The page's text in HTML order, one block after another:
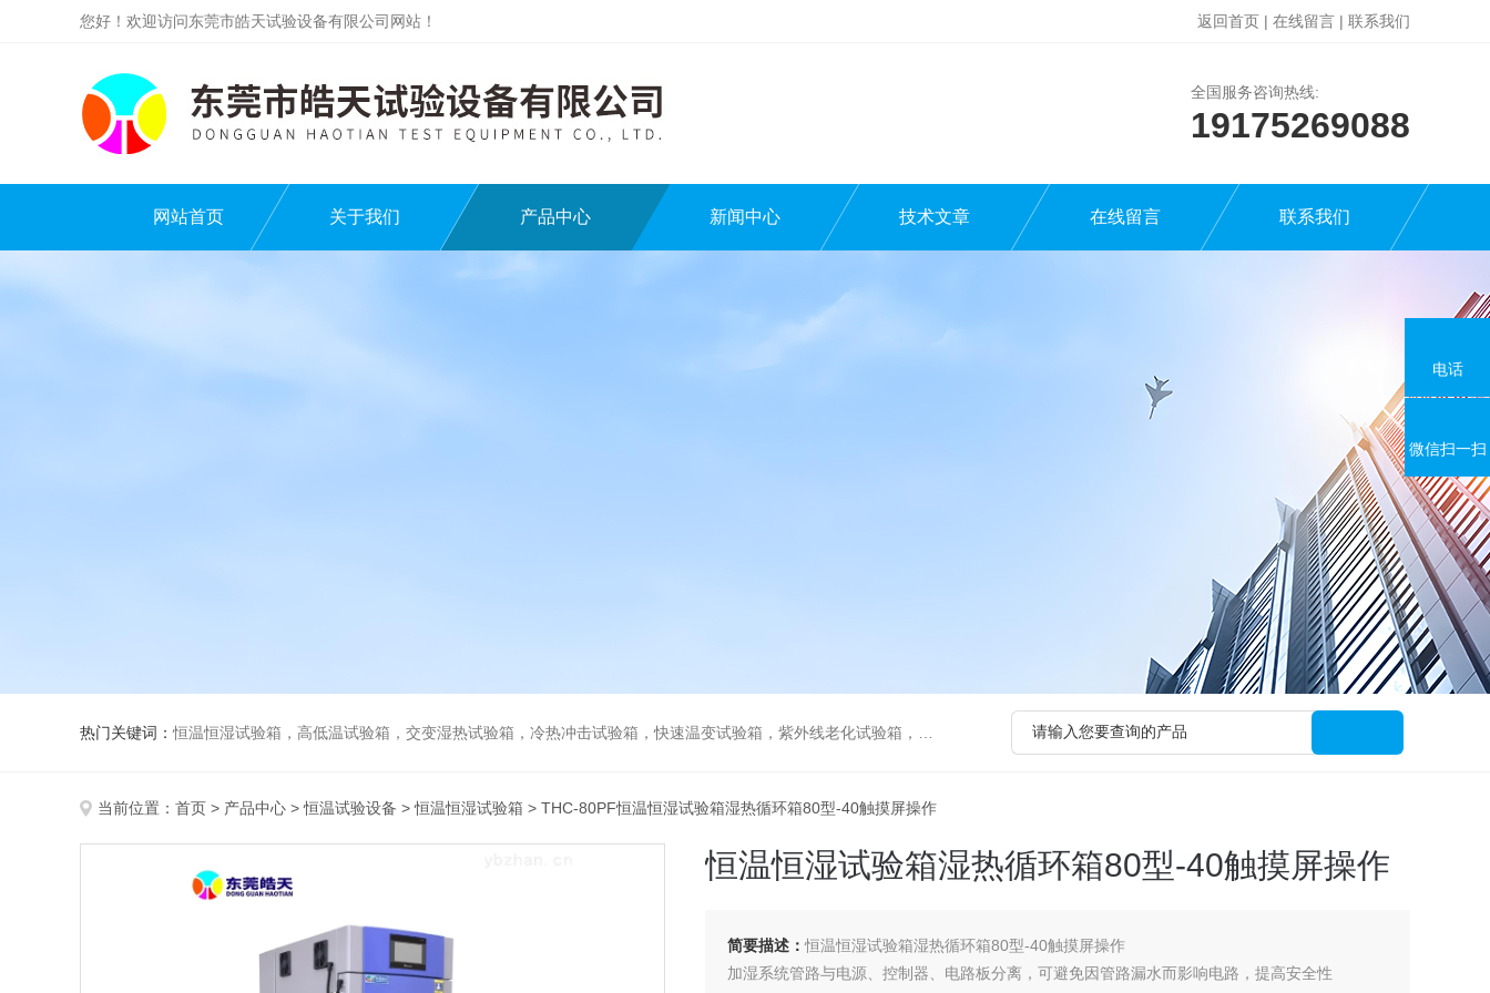
您好！欢迎访问东莞市皓天试验设备有限公司网站！ 返回首页 | 在线留言 | 联系我们
全国服务咨询热线:
19175269088
网站首页 关于我们 产品中心 新闻中心 技术文章 在线留言 联系我们
热门关键词：恒温恒湿试验箱，高低温试验箱，交变湿热试验箱，冷热冲击试验箱，快速温变试验箱，紫外线老化试验箱，步入式环境试验箱
当前位置： 首页 > 产品中心 >恒温试验设备 >恒温恒湿试验箱 > THC-80PF恒温恒湿试验箱湿热循环箱80型-40触摸屏操作
恒温恒湿试验箱湿热循环箱80型-40触摸屏操作
简要描述：恒温恒湿试验箱湿热循环箱80型-40触摸屏操作
加湿系统管路与电源、控制器、电路板分离，可避免因管路漏水而影响电路，提高安全性
电话
微信扫一扫